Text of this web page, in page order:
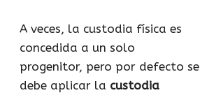
A veces, la custodia física es
concedida a un solo
progenitor, pero por defecto se
debe aplicar la custodia